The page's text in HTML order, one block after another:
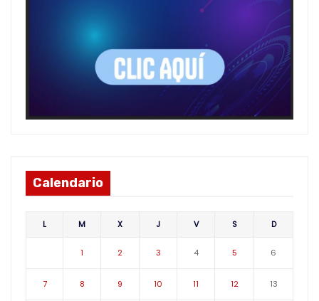
Calendario
L M X J V S D
1 2 3 4 5 6
7 8 9 10 11 12 13